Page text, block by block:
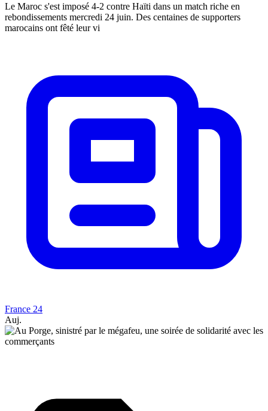
Le Maroc s'est imposé 4-2 contre Haïti dans un match riche en
rebondissements mercredi 24 juin. Des centaines de supporters
marocains ont fêté leur vi
France 24
Auj.